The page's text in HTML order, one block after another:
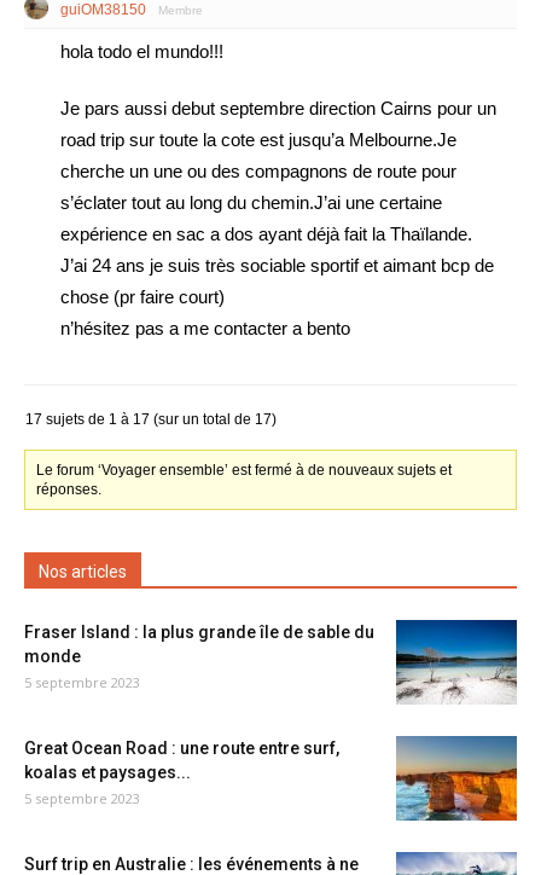
guiOM38150 Membre
hola todo el mundo!!!
Je pars aussi debut septembre direction Cairns pour un
road trip sur toute la cote est jusqu’a Melbourne.Je
cherche un une ou des compagnons de route pour
s’éclater tout au long du chemin.J’ai une certaine
expérience en sac a dos ayant déjà fait la Thaïlande.
J’ai 24 ans je suis très sociable sportif et aimant bcp de
chose (pr faire court)
n’hésitez pas a me contacter a bento
17 sujets de 1 à 17 (sur un total de 17)
Le forum ‘Voyager ensemble’ est fermé à de nouveaux sujets et
réponses.
Nos articles
Fraser Island : la plus grande île de sable du
monde
5 septembre 2023
Great Ocean Road : une route entre surf,
koalas et paysages...
5 septembre 2023
Surf trip en Australie : les événements à ne